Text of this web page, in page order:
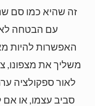
זה שהיא כמו סם
עם הבטחה
האפשרות להיות
משליך את מצפונו,
לאור ספקולציה
סביב עצמו, או